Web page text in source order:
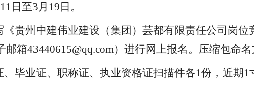
日至3月 19 日。
《贵州中建伟业建设（集团）芸都有限责任公司岗位
邮箱43440615@qq.com）进行网上报名。压缩包命
毕业证、职称证、执业资格证扫描件各1份，近期1